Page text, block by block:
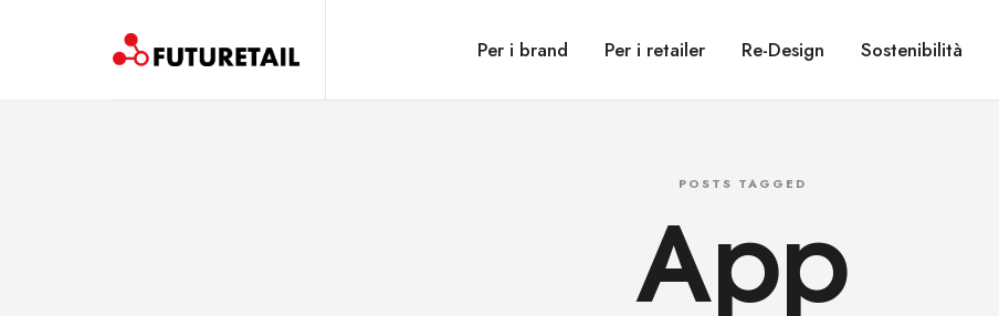
FUTURETAIL Per i brand Per i retailer Re-Design Sostenibilità
POSTS TAGGED
App